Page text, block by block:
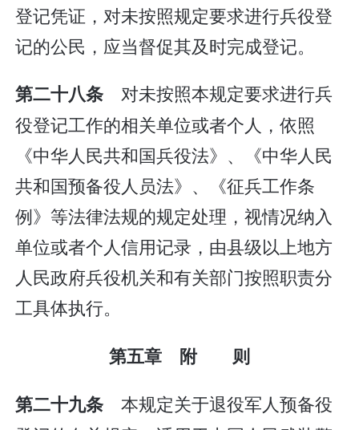
登记凭证，对未按照规定要求进行兵役登
记的公民，应当督促其及时完成登记。
第二十八条对未按照本规定要求进行兵
役登记工作的相关单位或者个人，依照
《中华人民共和国兵役法》、《中华人民
共和国预备役人员法》、《征兵工作条
例》等法律法规的规定处理，视情况纳入
单位或者个人信用记录，由县级以上地方
人民政府兵役机关和有关部门按照职责分
工具体执行。
第五章 附 则
第二十九条 本规定关于退役军人预备役